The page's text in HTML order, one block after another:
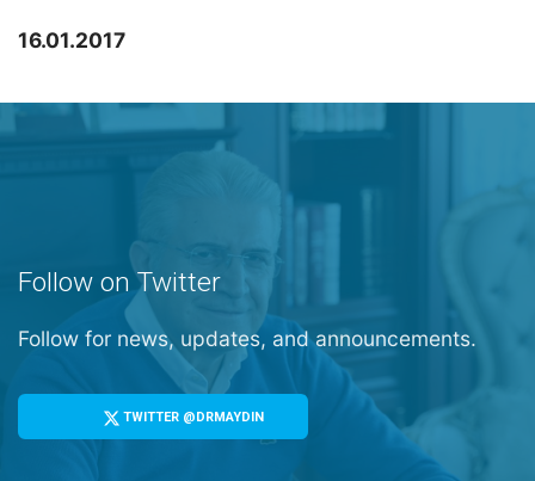
16.01.2017
Follow on Twitter
Follow for news, updates, and announcements.
TWITTER @DRMAYDIN